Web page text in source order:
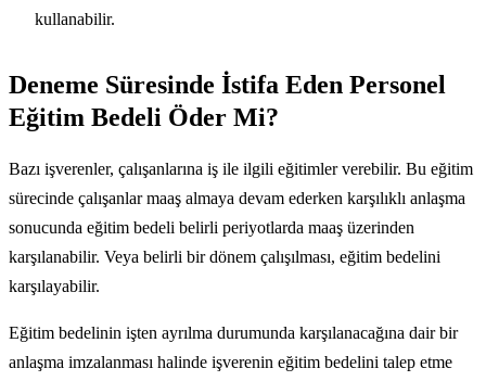
kullanabilir.
Deneme Süresinde İstifa Eden Personel
Eğitim Bedeli Öder Mi?
Bazı işverenler, çalışanlarına iş ile ilgili eğitimler verebilir. Bu eğitim
sürecinde çalışanlar maaş almaya devam ederken karşılıklı anlaşma
sonucunda eğitim bedeli belirli periyotlarda maaş üzerinden
karşılanabilir. Veya belirli bir dönem çalışılması, eğitim bedelini
karşılayabilir.
Eğitim bedelinin işten ayrılma durumunda karşılanacağına dair bir
anlaşma imzalanması halinde işverenin eğitim bedelini talep etme